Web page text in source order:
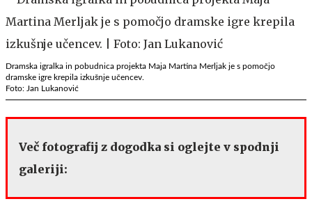
Dramska igralka in pobudnica projekta Maja Martina Merljak je s pomočjo
dramske igre krepila izkušnje učencev.
Foto: Jan Lukanović
Več fotografij z dogodka si oglejte v spodnji
galeriji: